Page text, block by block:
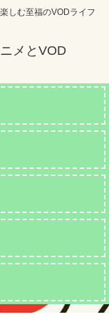
しむ至福のVODライフ
メとVOD